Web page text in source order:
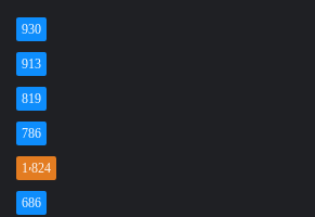
930
913
819
786
1٬824
686